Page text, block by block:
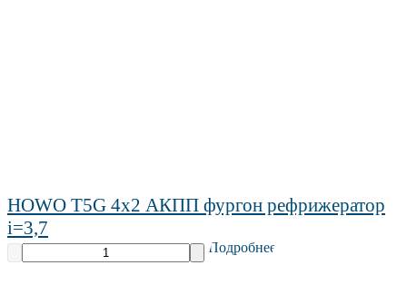
HOWO T5G 4х2 АКПП фургон рефрижератор
i=3,7
Подробнее